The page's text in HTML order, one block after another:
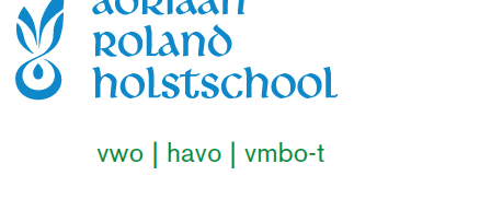
!important;border-
right-width: 0px…
Lees bericht >>